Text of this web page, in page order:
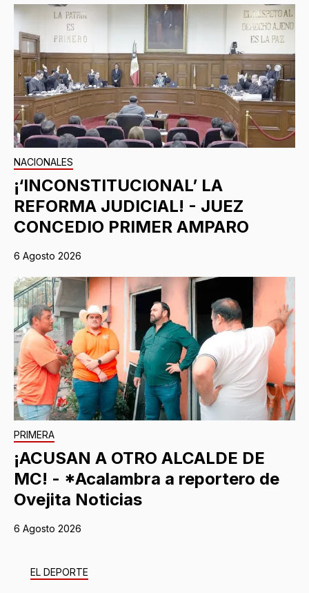
NACIONALES
¡‘INCONSTITUCIONAL’ LA
REFORMA JUDICIAL! - JUEZ
CONCEDIO PRIMER AMPARO
6 Agosto 2026
PRIMERA
¡ACUSAN A OTRO ALCALDE DE
MC! - *Acalambra a reportero de
Ovejita Noticias
6 Agosto 2026
EL DEPORTE